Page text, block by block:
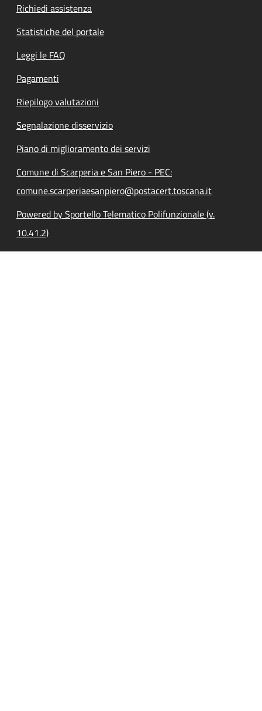
Richiedi assistenza
Statistiche del portale
Leggi le FAQ
Pagamenti
Riepilogo valutazioni
Segnalazione disservizio
Piano di miglioramento dei servizi
Comune di Scarperia e San Piero - PEC:
comune.scarperiaesanpiero@postacert.toscana.it
Powered by Sportello Telematico Polifunzionale (v.
10.41.2)